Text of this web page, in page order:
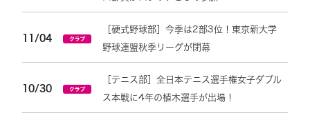
11/04
［硬式野球部］今季は2部3位！東京新大学
野球連盟秋季リーグが閉幕
10/30
［テニス部］全日本テニス選手権女子ダブル
ス本戦に4年の植木選手が出場！